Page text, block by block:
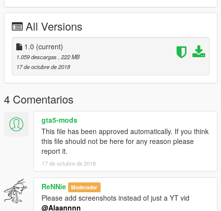
All Versions
1.0 (current)
1.059 descargas , 222 MB
17 de octubre de 2018
4 Comentarios
gta5-mods
This file has been approved automatically. If you think
this file should not be here for any reason please
report it.
17 de octubre de 2018
ReNNie Moderador
Please add screenshots instead of just a YT vid
@Alaannnn